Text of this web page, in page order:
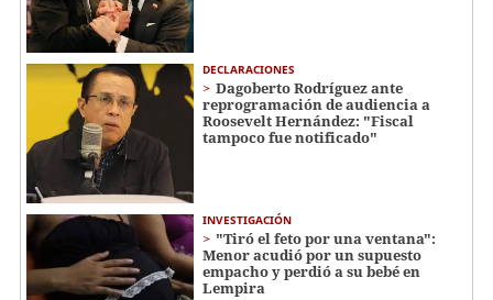
DECLARACIONES
Dagoberto Rodríguez ante
reprogramación de audiencia a
Roosevelt Hernández: "Fiscal
tampoco fue notificado"
INVESTIGACIÓN
"Tiró el feto por una ventana":
Menor acudió por un supuesto
empacho y perdió a su bebé en
Lempira